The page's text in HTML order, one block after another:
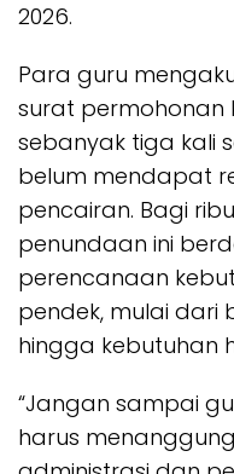
2026.
Para guru
surat permohonan
sebanyak tiga kali
belum mendapat
pencairan. Bagi
penundaan ini
perencanaan
pendek, mulai dari
hingga kebutuhan
“Jangan sampai
harus